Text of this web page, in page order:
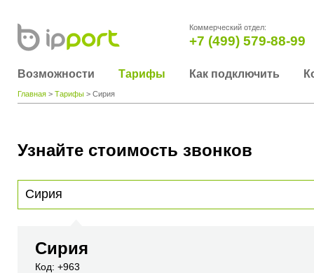
Коммерческий отдел:
+7 (499) 579-88-99
Возможности Тарифы Как подключить
Главная > Тарифы > Сирия
Узнайте стоимость звонков
Сирия
Код: +963